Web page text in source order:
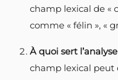
champ lexical de «
comme « félin », «
À quoi sert
champ lexical